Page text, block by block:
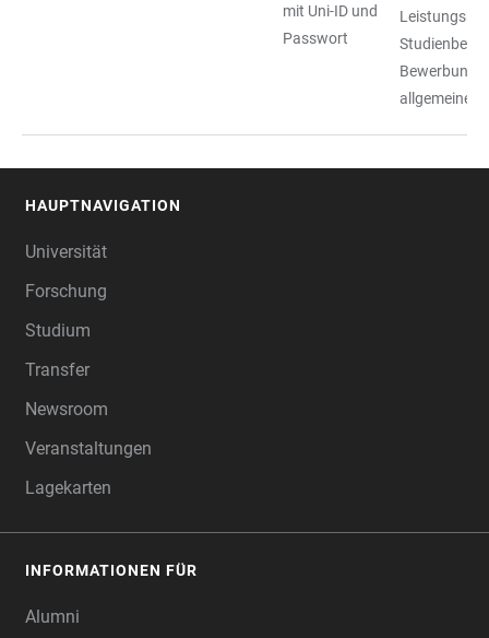
mit Uni-ID und
Passwort
allgemeinen
HAUPTNAVIGATION
Universität
Forschung
Studium
Transfer
Newsroom
Veranstaltungen
Lagekarten
INFORMATIONEN FÜR
Alumni